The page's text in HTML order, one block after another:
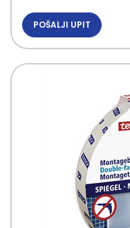
POŠALJI UPIT